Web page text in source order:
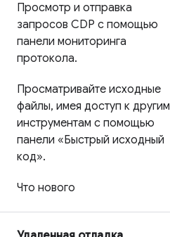
Просмотр и отправка
запросов CDP с помощью
панели мониторинга
протокола.
Просматривайте исходные
файлы, имея доступ к другим
инструментам с помощью
панели «Быстрый исходный
код».
Что нового